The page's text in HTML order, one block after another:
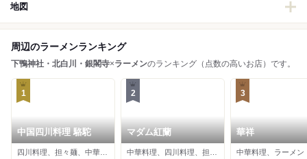
地図
周辺のラーメンランキング
下鴨神社・北白川・銀閣寺×ラーメンのランキング（点数の高いお店）です。
1
中国四川料理 駱駝
2
マダム紅蘭
3
華祥
中華料理、ラーメン